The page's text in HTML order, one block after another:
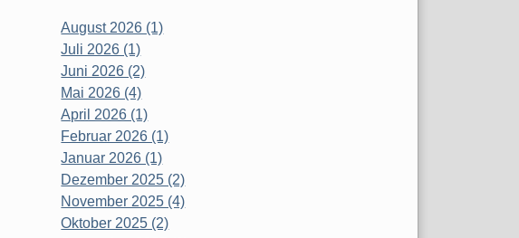
August 2026 (1)
Juli 2026 (1)
Juni 2026 (2)
Mai 2026 (4)
April 2026 (1)
Februar 2026 (1)
Januar 2026 (1)
Dezember 2025 (2)
November 2025 (4)
Oktober 2025 (2)